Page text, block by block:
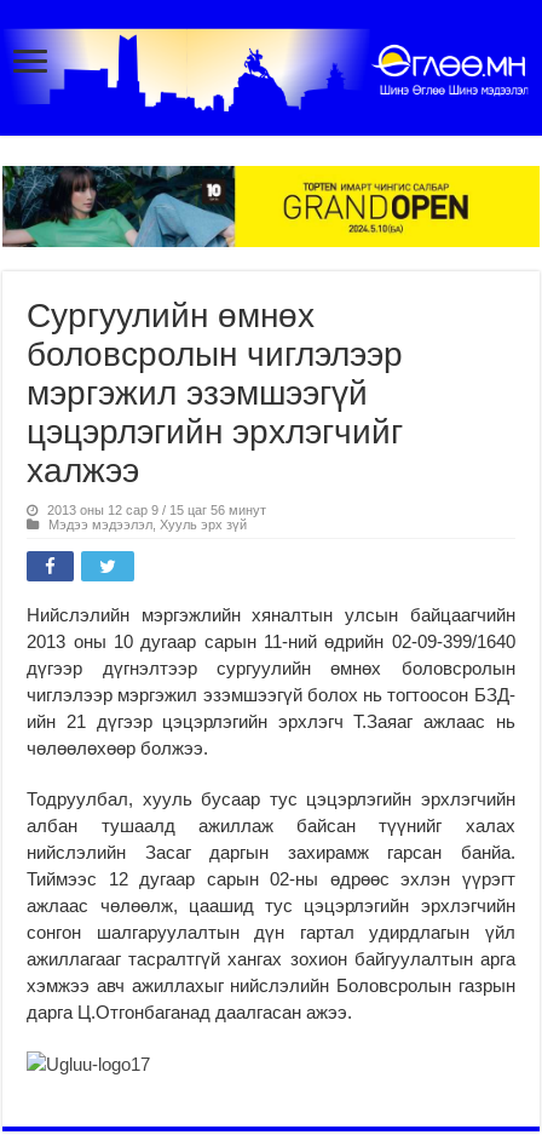
Сургуулийн өмнөх
боловсролын чиглэлээр
мэргэжил эзэмшээгүй
цэцэрлэгийн эрхлэгчийг
халжээ
2013 оны 12 сар 9 / 15 цаг 56 минут
Мэдээ мэдээлэл ,Хууль эрх зүй
Нийслэлийн мэргэжлийн хяналтын улсын байцаагчийн
2013 оны 10 дугаар сарын 11-ний өдрийн 02-09-399/1640
дүгээр дүгнэлтээр сургуулийн өмнөх боловсролын
чиглэлээр мэргэжил эзэмшээгүй болох нь тогтоосон БЗД-
ийн 21 дүгээр цэцэрлэгийн эрхлэгч Т.Заяаг ажлаас нь
чөлөөлөхөөр болжээ.
Тодруулбал, хууль бусаар тус цэцэрлэгийн эрхлэгчийн
албан тушаалд ажиллаж байсан түүнийг халах
нийслэлийн Засаг даргын захирамж гарсан банйа.
Тиймээс 12 дугаар сарын 02-ны өдрөөс эхлэн үүрэгт
ажлаас чөлөөлж, цаашид тус цэцэрлэгийн эрхлэгчийн
сонгон шалгаруулалтын дүн гартал удирдлагын үйл
ажиллагааг тасралтгүй хангах зохион байгуулалтын арга
хэмжээ авч ажиллахыг нийслэлийн Боловсролын газрын
дарга Ц.Отгонбаганад даалгасан ажээ.